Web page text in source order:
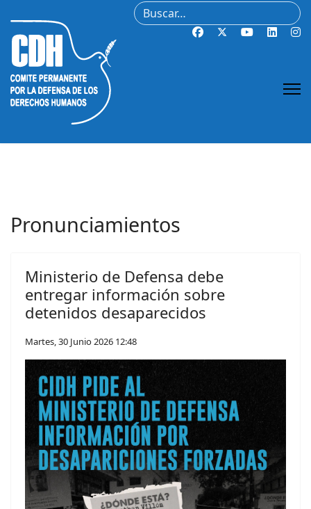
Buscar
Pronunciamientos
Ministerio de Defensa debe
entregar información sobre
detenidos desaparecidos
Martes, 30 Junio 2026 12:48